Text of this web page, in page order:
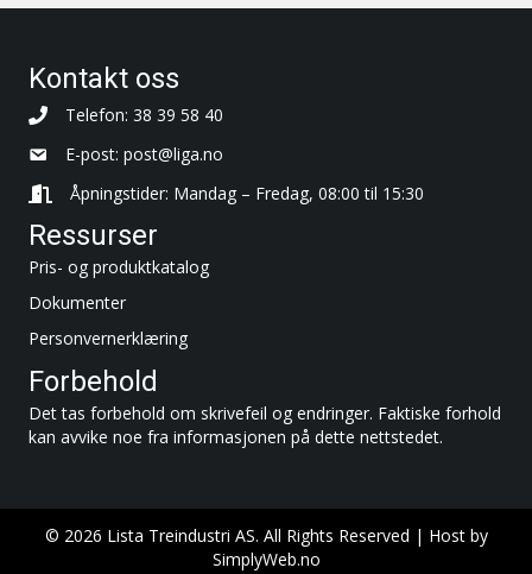
Kontakt oss
Telefon: 38 39 58 40
E-post: post@liga.no
Åpningstider: Mandag – Fredag, 08:00 til 15:30
Ressurser
Pris- og produktkatalog
Dokumenter
Personvernerklæring
Forbehold
Det tas forbehold om skrivefeil og endringer. Faktiske forhold
kan avvike noe fra informasjonen på dette nettstedet.
© 2026 Lista Treindustri AS. All Rights Reserved | Host by
SimplyWeb.no